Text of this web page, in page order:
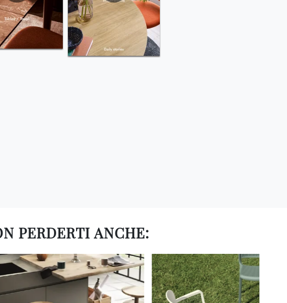
PERDERTI ANCHE: